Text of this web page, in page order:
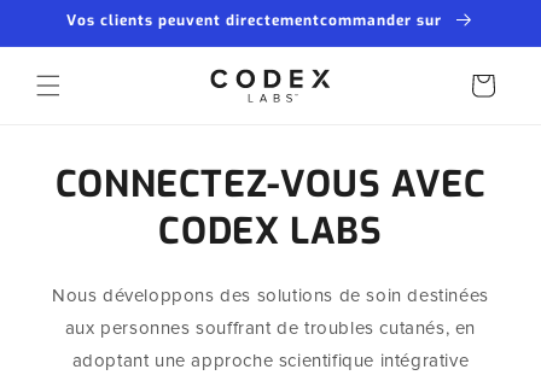
passer
au
contenu
Vos clients peuvent directementcommander sur
Panier
CONNECTEZ-VOUS AVEC
CODEX LABS
Nous développons des solutions de soin destinées
aux personnes souffrant de troubles cutanés, en
adoptant une approche scientifique intégrative